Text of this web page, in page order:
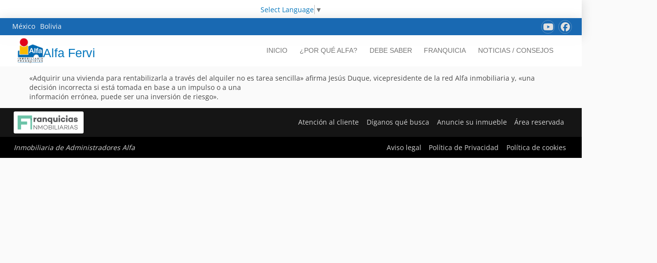
Select Language ▼
México Bolivia
Alfa Fervi INICIO ¿POR QUÉ ALFA? DEBE SABER FRANQUICIA NOTICIAS / CONSEJOS
«Adquirir una vivienda para rentabilizarla a través del alquiler no es tarea sencilla» afirma Jesús Duque, vicepresidente de la red Alfa inmobiliaria y, «una
decisión incorrecta si está tomada en base a un impulso o a una
información errónea, puede ser una inversión de riesgo».
Atención al cliente Díganos qué busca Anuncie su inmueble Área reservada
Inmobiliaria de Administradores Alfa Aviso legal Política de Privacidad Política de cookies